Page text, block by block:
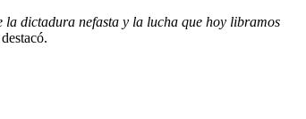
dictadura nefasta y la lucha que hoy libramos